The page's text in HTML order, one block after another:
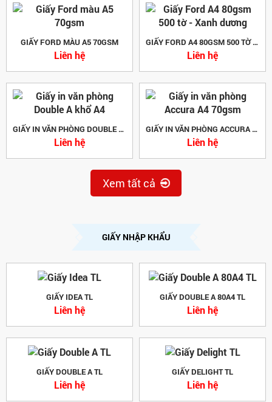
GIẤY FORD MÀU A5 70GSM
Liên hệ
GIẤY FORD A4 80GSM 500 TỜ - XANH DƯƠNG
Liên hệ
GIẤY IN VĂN PHÒNG DOUBLE A KHỔ A4
Liên hệ
GIẤY IN VĂN PHÒNG ACCURA A4 70GSM
Liên hệ
Xem tất cả
GIẤY NHẬP KHẨU
GIẤY IDEA TL
Liên hệ
GIẤY DOUBLE A 80A4 TL
Liên hệ
GIẤY DOUBLE A TL
Liên hệ
GIẤY DELIGHT TL
Liên hệ